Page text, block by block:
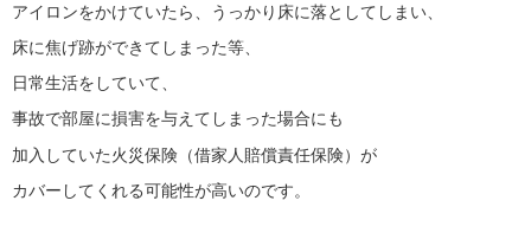
アイロンをかけていたら、うっかり床に落としてしまい、
床に焦げ跡ができてしまった等、
日常生活をしていて、
事故で部屋に損害を与えてしまった場合にも
加入していた火災保険（借家人賠償責任保険）が
カバーしてくれる可能性が高いのです。